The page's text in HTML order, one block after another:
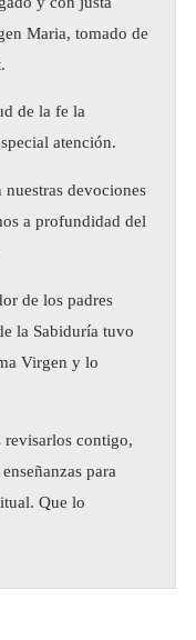
Maria, tomado de
de la fe la
atención.
devociones
a profundidad del
de los padres
la Sabiduría tuvo
Virgen y lo
revisarlos contigo,
para
Que lo